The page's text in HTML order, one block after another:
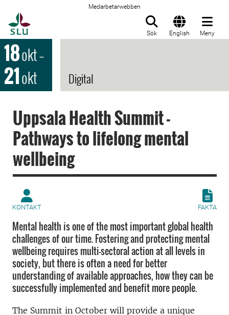
Medarbetarwebben
Sök English Meny
18okt–
21okt Digital
Uppsala Health Summit -
Pathways to lifelong mental
wellbeing
KONTAKT FAKTA
Mental health is one of the most important global health
challenges of our time. Fostering and protecting mental
wellbeing requires multi-sectoral action at all levels in
society, but there is often a need for better
understanding of available approaches, how they can be
successfully implemented and benefit more people.
The Summit in October will provide a unique